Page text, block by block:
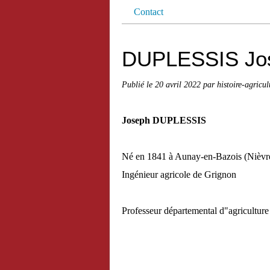
Contact
DUPLESSIS
Publié le 20 avril 2022 par histoire-
Joseph DUPLESSIS
Né en 1841 à Aunay-en-Bazois
Ingénieur agricole de Grignon
Professeur départemental